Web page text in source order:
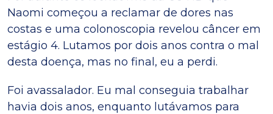
Naomi começou a reclamar de dores nas
costas e uma colonoscopia revelou câncer em
estágio 4. Lutamos por dois anos contra o mal
desta doença, mas no final, eu a perdi.
Foi avassalador. Eu mal conseguia trabalhar
havia dois anos, enquanto lutávamos para